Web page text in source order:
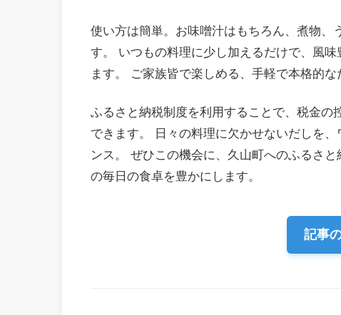
使い方は簡単。お味噌汁はもちろん、煮物、
す。 いつもの料理に少し加えるだけで、風
ます。 ご家族皆で楽しめる、手軽で本格的
ふるさと納税制度を利用することで、税金
できます。 日々の料理に欠かせないだしを
ンス。 ぜひこの機会に、久山町へのふるさ
の毎日の食卓を豊かにします。
記事